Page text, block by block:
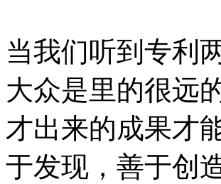
当我们听到专利
大众是里的很远
才出来的成果才
于发现，善于创